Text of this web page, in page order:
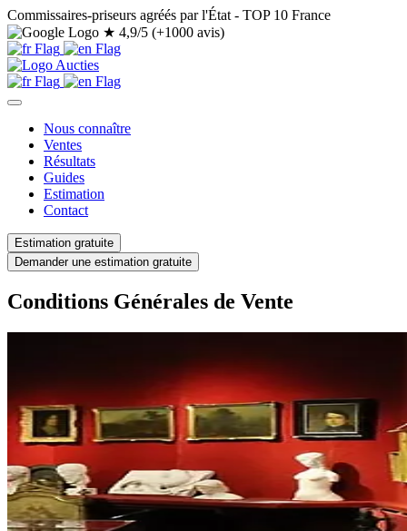
Commissaires-priseurs agréés par l'État - TOP 10 France
★ 4,9/5 (+1000 avis)
Nous connaître
Ventes
Résultats
Guides
Estimation
Contact
Estimation gratuite
Demander une estimation gratuite
Conditions Générales de Vente